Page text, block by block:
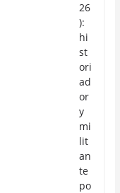
26
):
hi
st
ori
ad
or
y
mi
lit
an
te
po